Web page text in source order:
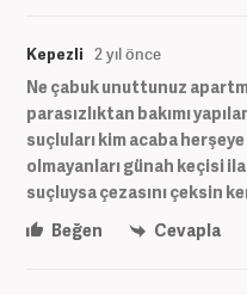
Kepezli 2 yıl önce
Ne çabuk unuttunuz
parasızlıktan bakımı
suçluları kim acaba
olmayanları günah keçisi
suçluysa çezasını çeksin
Beğen
Cevapla